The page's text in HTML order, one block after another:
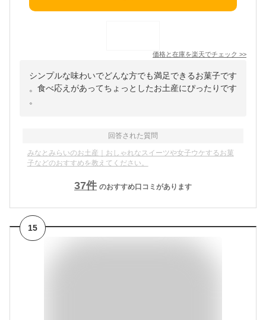
価格と在庫を楽天でチェック >>
シンプルな味わいでどんな方でも満足できるお菓子です
。食べ応えがあってちょっとしたお土産にぴったりです
。
回答された質問
みなとみらいのお土産｜おしゃれなスイーツや女子ウケするお菓
子などのおすすめを教えてください。
37件 のおすすめ口コミがあります
15